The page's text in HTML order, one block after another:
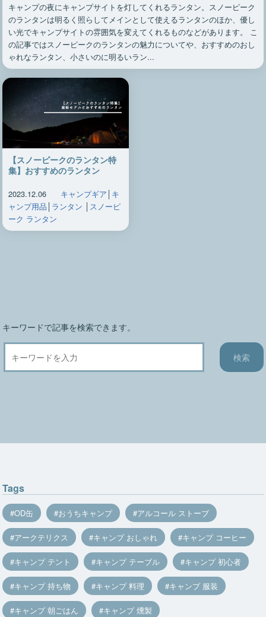
キャンプの夜にキャンプサイトを灯してくれるランタン。スノーピーク
のランタンは明るく照らしてメインとして使えるランタンのほか、優し
い光でキャンプサイトの雰囲気を変えてくれるものなどがあります。 こ
の記事ではスノーピークのランタンの魅力についてや、おすすめのおし
ゃれなランタン、小さいのに明るいラン...
【スノーピークのランタン特
集】おすすめのランタン
2023.12.06 キャンプギア キ
ャンプ用品 ランタン
スノーピ
ーク ランタン
キーワードで記事を検索できます。
Tags
OD缶 おうちキャンプ アルコール ストーブ
アークテリクス キャンプ おしゃれ キャンプ コーヒー
キャンプ テント キャンプ テーブル キャンプ 初心者
キャンプ 持ち物 キャンプ 料理 キャンプ 服装
キャンプ 朝ごはん キャンプ 燻製